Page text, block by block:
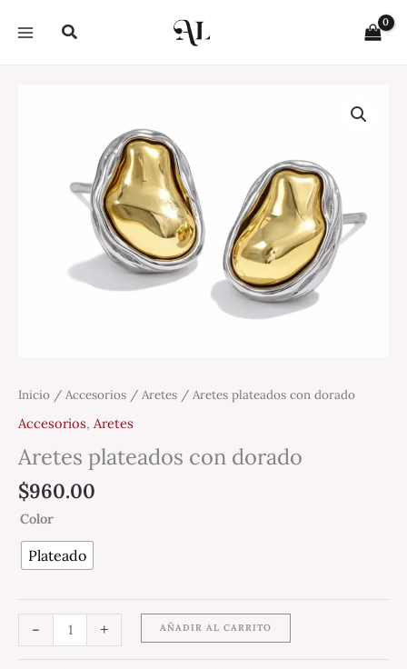
Buscar
Inicio / Accesorios / Aretes / Aretes plateados con dorado
Accesorios, Aretes
Aretes plateados con dorado
$960.00
Color
Plateado
-
cantidad
+ AÑADIR AL CARRITO